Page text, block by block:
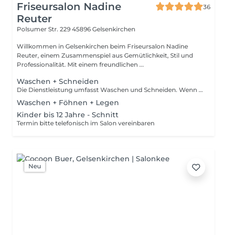
Friseursalon Nadine
Reuter
36
Polsumer Str. 229 45896 Gelsenkirchen
Willkommen in Gelsenkirchen beim Friseursalon Nadine
Reuter, einem Zusammenspiel aus Gemütlichkeit, Stil und
Professionalität. Mit einem freundlichen ...
Waschen + Schneiden
Die Dienstleistung umfasst Waschen und Schneiden. Wenn Sie ein Föhnen wünschen, buchen Sie diese bitte separat hinzu. Beispiel: selber Föhnen oder Waschen /Schneiden /Föhnen.
Waschen + Föhnen + Legen
Kinder bis 12 Jahre - Schnitt
Termin bitte telefonisch im Salon vereinbaren
Neu